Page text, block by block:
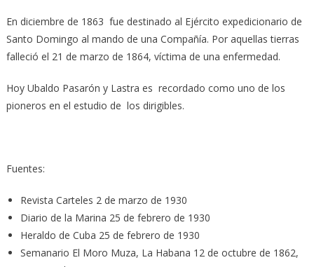
En diciembre de 1863 fue destinado al Ejército expedicionario de
Santo Domingo al mando de una Compañía. Por aquellas tierras
falleció el 21 de marzo de 1864, víctima de una enfermedad.
Hoy Ubaldo Pasarón y Lastra es recordado como uno de los
pioneros en el estudio de los dirigibles.
Fuentes:
Revista Carteles 2 de marzo de 1930
Diario de la Marina 25 de febrero de 1930
Heraldo de Cuba 25 de febrero de 1930
Semanario El Moro Muza, La Habana 12 de octubre de 1862,